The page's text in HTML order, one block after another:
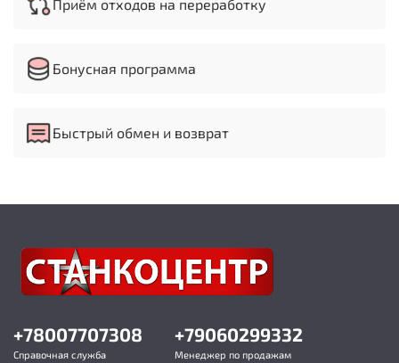
Приём отходов на переработку
Бонусная программа
Быстрый обмен и возврат
+78007707308
Справочная служба
+79060299332
Менеджер по продажам